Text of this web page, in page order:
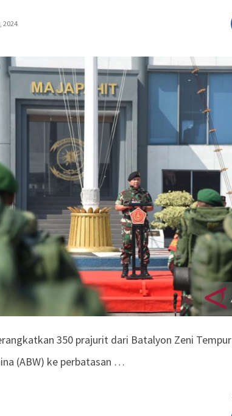
2024
350 prajurit dari Batalyon Zeni
(ABW) ke perbatasan …